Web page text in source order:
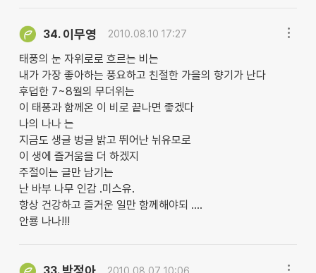
34. 이무영 2010.08.10 17:27
태풍의 눈 자위로로 흐르는 비는
내가 가장 좋아하는 풍요하고 친절한 가을의 향기가 난다
후덥한 7~8월의 무더위는
이 태풍과 함께온 이 비로 끝나면 좋겠다
나의 나나 는
지금도 생글 벙글 밝고 뛰어난 뉘유모로
이 생에 즐거움을 더 하겠지
주절이는 글만 남기는
난 바부 나무 인감 .미스유.
항상 건강하고 즐거운 일만 함께해야되 ....
안룡 나나!!!
2010.08.07 10:06